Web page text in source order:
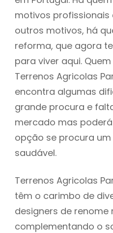
motivos profissionais
outros motivos, há
reforma, que agora
para viver aqui.
Terrenos Agricolas
encontra algumas
grande procura e
mercado mas
opção se procura
saudável.
Terrenos Agricolas
têm o carimbo de
designers de renome
complementando o